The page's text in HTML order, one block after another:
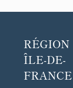
RÉGION
ÎLE-DE-
FRANCE